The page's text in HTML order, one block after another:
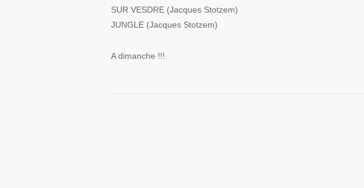
SUR VESDRE (Jacques Stotzem)
JUNGLE (Jacques Stotzem)
A dimanche !!!